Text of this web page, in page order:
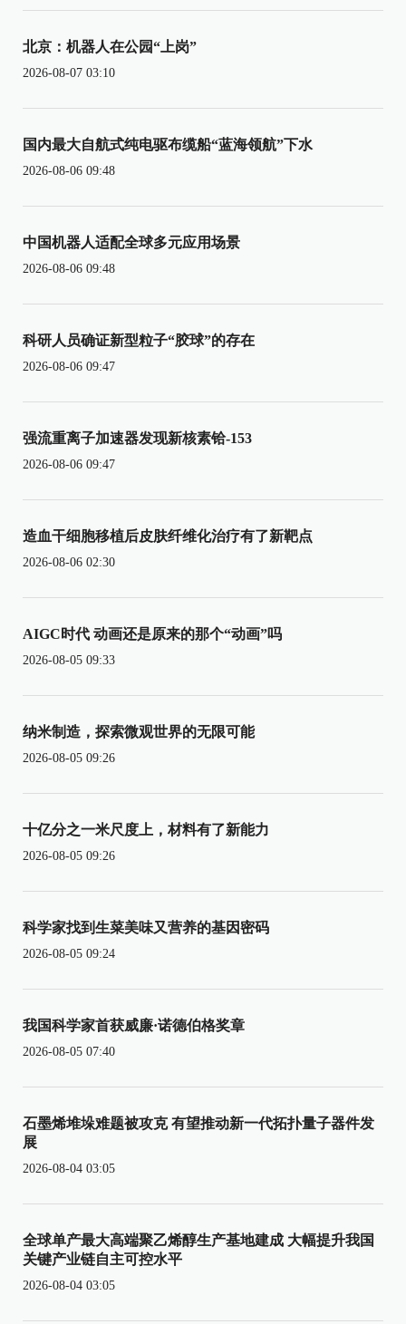
北京：机器人在公园“上岗”
2026-08-07 03:10
国内最大自航式纯电驱布缆船“蓝海领航”下水
2026-08-06 09:48
中国机器人适配全球多元应用场景
2026-08-06 09:48
科研人员确证新型粒子“胶球”的存在
2026-08-06 09:47
强流重离子加速器发现新核素铪-153
2026-08-06 09:47
造血干细胞移植后皮肤纤维化治疗有了新靶点
2026-08-06 02:30
AIGC时代 动画还是原来的那个“动画”吗
2026-08-05 09:33
纳米制造，探索微观世界的无限可能
2026-08-05 09:26
十亿分之一米尺度上，材料有了新能力
2026-08-05 09:26
科学家找到生菜美味又营养的基因密码
2026-08-05 09:24
我国科学家首获威廉·诺德伯格奖章
2026-08-05 07:40
石墨烯堆垛难题被攻克 有望推动新一代拓扑量子器件发
展
2026-08-04 03:05
全球单产最大高端聚乙烯醇生产基地建成 大幅提升我国
关键产业链自主可控水平
2026-08-04 03:05